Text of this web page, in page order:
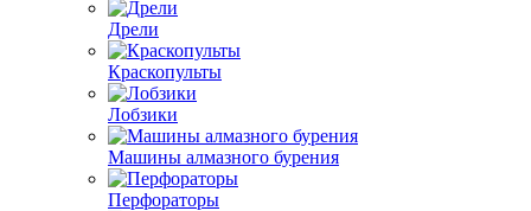
Дрели
Краскопульты
Лобзики
Машины алмазного бурения
Перфораторы